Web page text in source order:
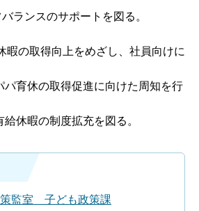
ランスのサポートを図る。
暇の取得向上をめざし、社員向けに
育休の取得促進に向けた周知を行
休暇の制度拡充を図る。
監室 子ども政策課